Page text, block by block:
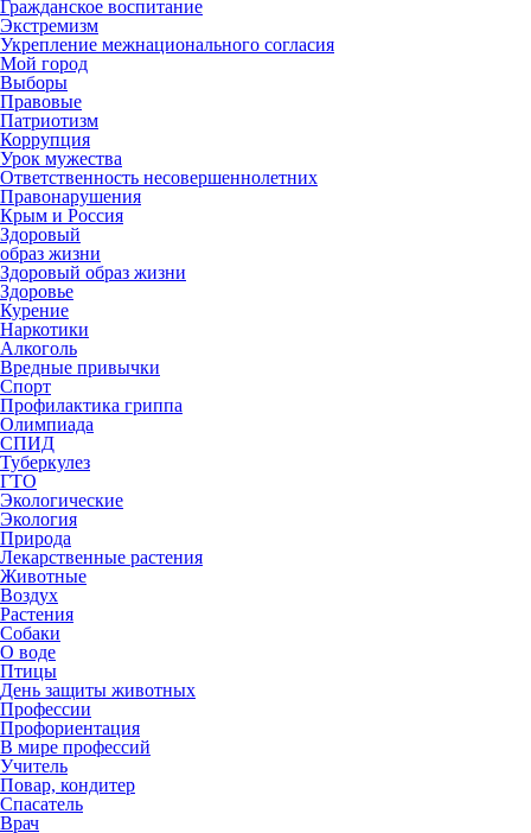
Гражданское воспитание
Экстремизм
Укрепление межнационального согласия
Мой город
Выборы
Правовые
Патриотизм
Коррупция
Урок мужества
Ответственность несовершеннолетних
Правонарушения
Крым и Россия
Здоровый
образ жизни
Здоровый образ жизни
Здоровье
Курение
Наркотики
Алкоголь
Вредные привычки
Спорт
Профилактика гриппа
Олимпиада
СПИД
Туберкулез
ГТО
Экологические
Экология
Природа
Лекарственные растения
Животные
Воздух
Растения
Собаки
О воде
Птицы
День защиты животных
Профессии
Профориентация
В мире профессий
Учитель
Повар, кондитер
Спасатель
Врач